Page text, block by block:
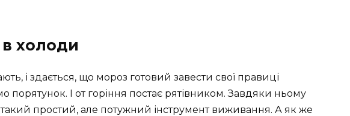
холоди
і здається, що мороз готовий завести свої правиці
порятунок. І от горіння постає рятівником. Завдяки ньому
простий, але потужний інструмент виживання. А як же